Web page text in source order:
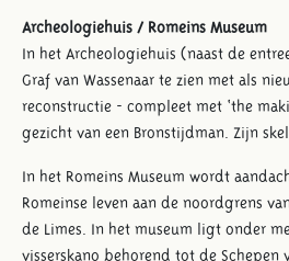
Archeologiehuis / Romeins Museum
In het Archeologiehuis (naast de
Graf van Wassenaar te zien met als
reconstructie - compleet met ‘the
gezicht van een Bronstijdman. Zijn
In het Romeins Museum wordt
Romeinse leven aan de noordgrens
de Limes. In het museum ligt onder
visserskano behorend tot de Schepen